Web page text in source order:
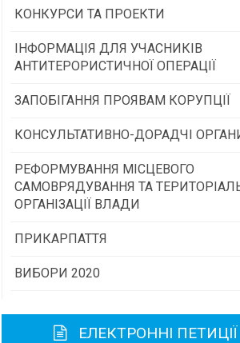
КОНКУРСИ ТА ПРОЕКТИ
Конкурс проектів та програм
самоврядування
суспільства
Програми/конкурси МТД
ІНФОРМАЦІЯ ДЛЯ УЧАСНИКІВ
АНТИТЕРОРИСТИЧНОЇ ОПЕРАЦІЇ
ЗАПОБІГАННЯ ПРОЯВАМ КОРУПЦІЇ
КОНСУЛЬТАТИВНО-ДОРАДЧІ
Консультативна рада
РЕФОРМУВАННЯ МІСЦЕВОГО
САМОВРЯДУВАННЯ ТА
ОРГАНІЗАЦІЇ ВЛАДИ
ПРИКАРПАТТЯ
Історична довідка
Карта області
ВИБОРИ 2020
ЕЛЕКТРОННІ ПЕТИЦІЇ